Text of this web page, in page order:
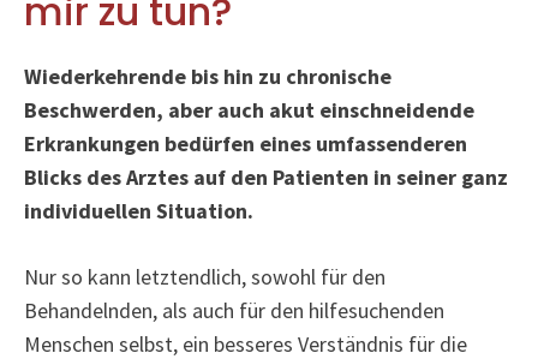
mir zu tun?
Wiederkehrende bis hin zu chronische
Beschwerden, aber auch akut einschneidende
Erkrankungen bedürfen eines umfassenderen
Blicks des Arztes auf den Patienten in seiner ganz
individuellen Situation.
Nur so kann letztendlich, sowohl für den
Behandelnden, als auch für den hilfesuchenden
Menschen selbst, ein besseres Verständnis für die